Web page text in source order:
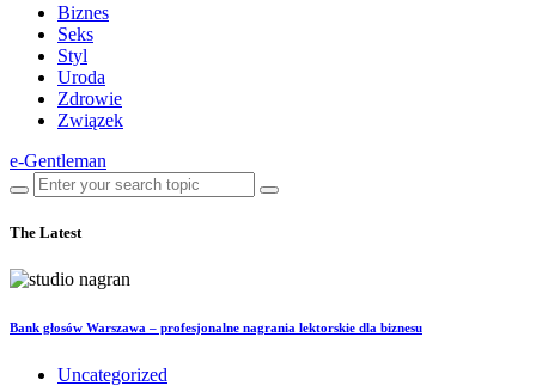
Biznes
Seks
Styl
Uroda
Zdrowie
Związek
e-Gentleman
The Latest
Bank głosów Warszawa – profesjonalne nagrania lektorskie dla biznesu
Uncategorized